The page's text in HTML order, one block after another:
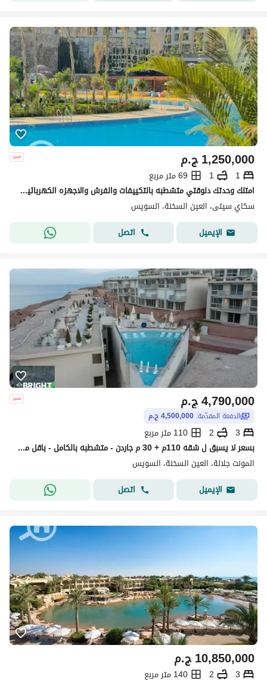
ج.م1,250,000
1
1
69 متر مربع
امتلك وحدتك دلوقتي متشطبه بالتكييفات والفرش والاجهزه الكهربائيه في قلب العين السخنه مع اكبر شركه مطوره
سكاي سيتى، العين السخنة، السويس
الإيميل
اتصل
ج.م4,790,000
الدفعة المقدّمة: 4,500,000 ج.م
3
2
110 متر مربع
بسعر لا يسبق ل شقه 110م + 30 م جاردن - متشطبه بالكامل - باقل مقدم ممكن ف المونت جلاله _ Il monte galala
المونت جلالة، العين السخنة، السويس
الإيميل
اتصل
ج.م10,850,000
3
2
140 متر مربع